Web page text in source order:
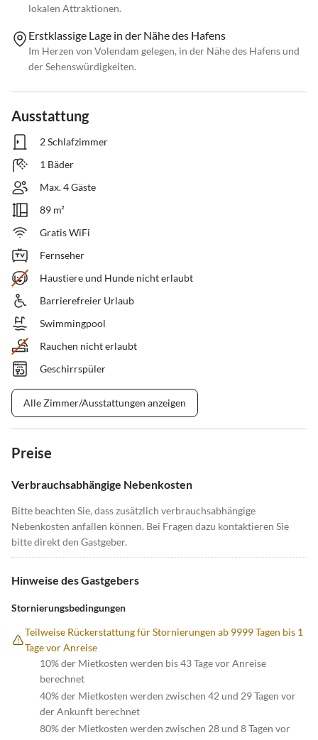
lokalen Attraktionen.
Erstklassige Lage in der Nähe des Hafens
Im Herzen von Volendam gelegen, in der Nähe des Hafens und
der Sehenswürdigkeiten.
Ausstattung
2 Schlafzimmer
1 Bäder
Max. 4 Gäste
89 m²
Gratis WiFi
Fernseher
Haustiere und Hunde nicht erlaubt
Barrierefreier Urlaub
Swimmingpool
Rauchen nicht erlaubt
Geschirrspüler
Alle Zimmer/Ausstattungen anzeigen
Preise
Verbrauchsabhängige Nebenkosten
Bitte beachten Sie, dass zusätzlich verbrauchsabhängige
Nebenkosten anfallen können. Bei Fragen dazu kontaktieren Sie
bitte direkt den Gastgeber.
Hinweise des Gastgebers
Stornierungsbedingungen
Teilweise Rückerstattung für Stornierungen ab 9999 Tagen bis 1
Tage vor Anreise
10% der Mietkosten werden bis 43 Tage vor Anreise
berechnet
40% der Mietkosten werden zwischen 42 und 29 Tagen vor
der Ankunft berechnet
80% der Mietkosten werden zwischen 28 und 8 Tagen vor